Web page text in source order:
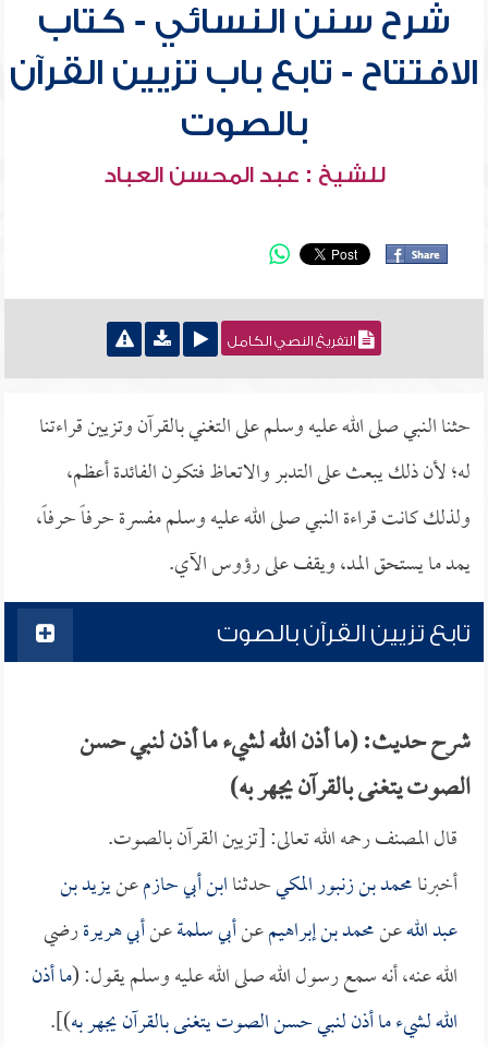
شرح سنن النسائي - كتاب
الافتتاح - تابع باب تزيين القرآن
بالصوت
للشيخ : عبد المحسن العباد
التفريغ النصي الكامل
حثنا النبي صلى الله عليه وسلم على التغني بالقرآن وتزيين قراءتنا
له؛ لأن ذلك يبعث على التدبر والاتعاظ فتكون الفائدة أعظم،
ولذلك كانت قراءة النبي صلى الله عليه وسلم مفسرة حرفاً حرفاً،
يمد ما يستحق المد، ويقف على رؤوس الآي.
تابع تزيين القرآن بالصوت
شرح حديث: (ما أذن الله لشيء ما أذن لنبي حسن
الصوت يتغنى بالقرآن يجهر به)
قال المصنف رحمه الله تعالى: [تزيين القرآن بالصوت.
أخبرنامحمد بن زنبور المكيحدثناابن أبي حازمعنيزيد بن
عبد اللهعنمحمد بن إبراهيمعنأبي سلمةعنأبي هريرةرضي
الله عنه، أنه سمع رسول الله صلى الله عليه وسلم يقول: (ما أذن
الله لشيء ما أذن لنبي حسن الصوت يتغنى بالقرآن يجهر به)].